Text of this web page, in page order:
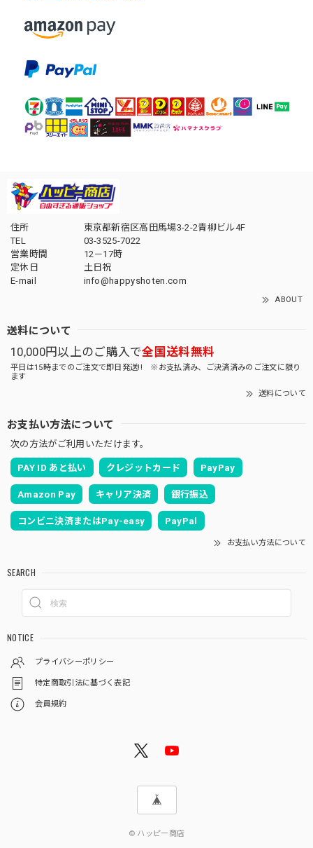
住所
東京都新宿区高田馬場3-2-2青柳ビル4F
TEL
03-3525-7022
営業時間
12－17時
定休日
土日祝
E-mail
info@happyshoten.com
ABOUT
送料について
10,000円以上のご購入で全国送料無料
平日は15時までのご注文で即日発送!! ※お支払済み、ご決済済みのご注文に限り
ます
送料について
お支払い方法について
次の方法がご利用いただけます。
PAY ID あと払い クレジットカード PayPay
Amazon Pay キャリア決済 銀行振込
コンビニ決済またはPay-easy PayPal
お支払い方法について
SEARCH
NOTICE
プライバシーポリシー
特定商取引法に基づく表記
会員規約
© ハッピー商店